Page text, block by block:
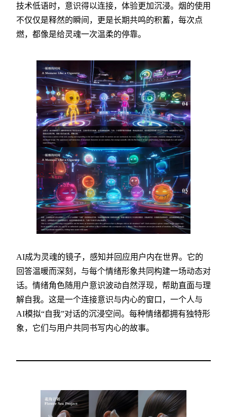
技术低语时，意识得以连接，体验更加沉浸。烟的使用
不仅仅是释然的瞬间，更是长期共鸣的积蓄，每次点
燃，都像是给灵魂一次温柔的停靠。
AI成为灵魂的镜子，感知并回应用户内在世界。它的
回答温暖而深刻，与每个情绪形象共同构建一场动态对
话。情绪角色随用户意识波动自然浮现，帮助直面与理
解自我。这是一个连接意识与内心的窗口，一个人与
AI模拟“自我”对话的沉浸空间。每种情绪都拥有独特形
象，它们与用户共同书写内心的故事。